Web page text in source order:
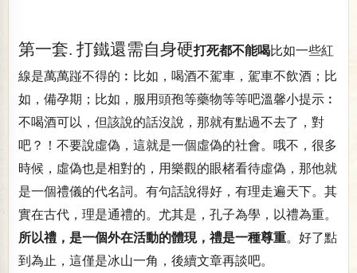
第一套. 打鐵還需自身硬打死都不能喝比如一些紅
線是萬萬踫不得的︰比如，喝酒不駕車，駕車不飲酒；比
如，備孕期；比如，服用頭孢等藥物等等吧溫馨小提示︰
不喝酒可以，但該說的話沒說，那就有點過不去了，對
吧？！不要說虛偽，這就是一個虛偽的社會。哦不，很多
時候，虛偽也是相對的，用樂觀的眼楮看待虛偽，那他就
是一個禮儀的代名詞。有句話說得好，有理走遍天下。其
實在古代，理是通禮的。尤其是，孔子為學，以禮為重。
所以禮，是一個外在活動的體現，禮是一種尊重。好了點
到為止，這僅是冰山一角，後續文章再談吧。